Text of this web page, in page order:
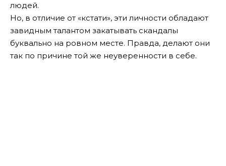
людей.
Но, в отличие от «кстати», эти личности обладают
завидным талантом закатывать скандалы
буквально на ровном месте. Правда, делают они
так по причине той же неуверенности в себе.